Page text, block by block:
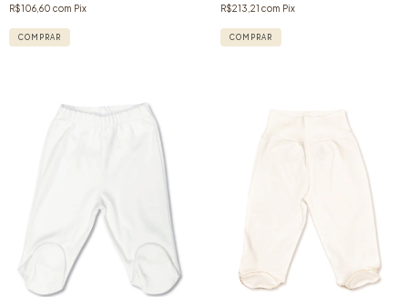
R$106,60 com Pix
COMPRAR
R$213,21 com Pix
COMPRAR